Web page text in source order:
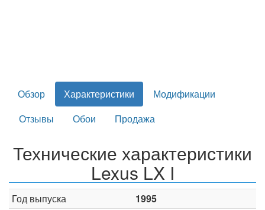
Обзор Характеристики
Модификации
Отзывы
Обои Продажа
Технические характеристики
Lexus LX I
Год выпуска
1995